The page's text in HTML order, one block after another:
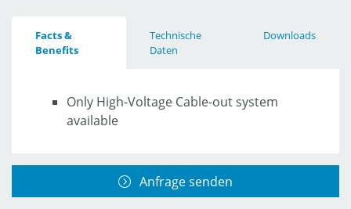
Facts &
Benefits
Technische
Daten
Downloads
Only High-Voltage Cable-out system
available
Anfrage senden